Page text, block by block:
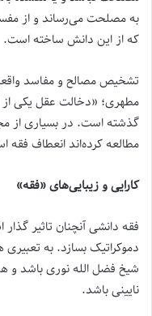
به مصلحت می‌رساند و از
که از این دانش ساخته است.
تشخیص مصالح و مفاسد
مطهری؛ «دخالت عقل یکی از
گذشته است. در بسیاری از
مطالعه کرده‌اند انعطاف فقه
کارایی و زیبایی‌های «فقه»
فقه دانشی آنچنان تاثیر
دموکراتیک بسازد. به
شیخ فضل الله نوری باشد و
نایینی باشد.